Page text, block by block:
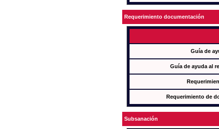
Requerimiento documentación
Guía de
Guía de ayuda al
Requerimiento de
Subsanación